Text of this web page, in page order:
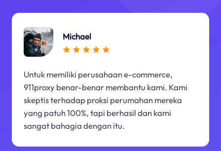
Michael
Untuk memiliki perusahaan e-commerce,
911proxy benar-benar membantu kami. Kami
skeptis terhadap proksi perumahan mereka
yang patuh 100%, tapi berhasil dan kami
sangat bahagia dengan itu.